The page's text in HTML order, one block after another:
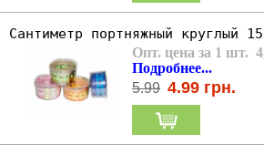
Сантиметр портняжный круглый
Опт. цена за 1 шт.
Подробнее...
5.99 4.99 грн.